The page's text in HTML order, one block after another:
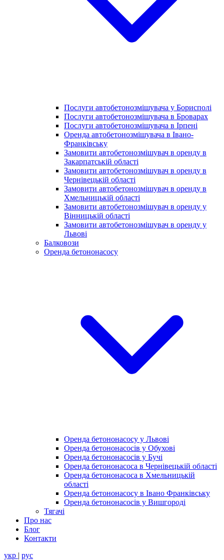
Послуги автобетонозмішувача у Борисполі
Послуги автобетонозмішувача в Броварах
Послуги автобетонозмішувача в Ірпені
Оренда автобетонозмішувача в Івано-
Франківську
Замовити автобетонозмішувач в оренду в
Закарпатській області
Замовити автобетонозмішувач в оренду в
Чернівецькій області
Замовити автобетонозмішувач в оренду в
Хмельницькій області
Замовити автобетонозмішувач в оренду у
Вінницькій області
Замовити автобетонозмішувач в оренду у
Львові
Балковози
Оренда бетононасосу
Оренда бетононасосу у Львові
Оренда бетононасосів у Обухові
Оренда бетононасосів у Бучі
Оренда бетононасоса в Чернівецькій області
Оренда бетононасоса в Хмельницькій
області
Оренда бетононасосу в Івано Франківську
Оренда бетононасосів у Вишгороді
Тягачі
Про нас
Блог
Контакти
укр | рус